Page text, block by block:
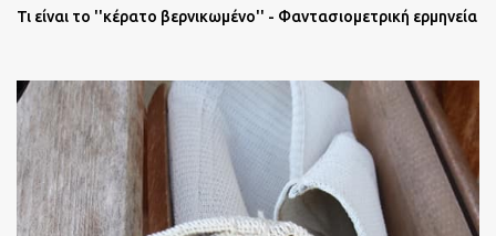
Τι είναι το ''κέρατο βερνικωμένο'' - Φαντασιομετρική ερμηνεία